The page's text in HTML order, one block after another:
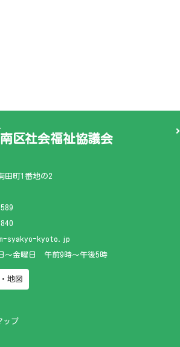
区社会福祉協議会
田町1番地の2
syakyo-kyoto.jp
～金曜日 午前9時～午後5時
地図
ップ